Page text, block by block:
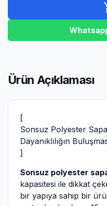
Ürün Açıklaması
[
Sonsuz Polyester
Dayanıklılığın
]
Sonsuz polyester
kapasitesi ile dikkat
bir yapıya sahip bir